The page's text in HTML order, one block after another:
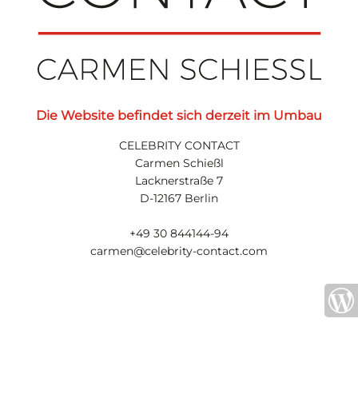
Die Website befindet sich derzeit im Umbau
CELEBRITY CONTACT
Carmen Schießl
Lacknerstraße 7
D-12167 Berlin
+49 30 844144-94
carmen@celebrity-contact.com